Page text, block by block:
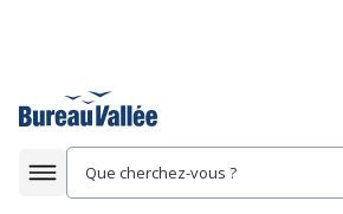
Afficher la navigation